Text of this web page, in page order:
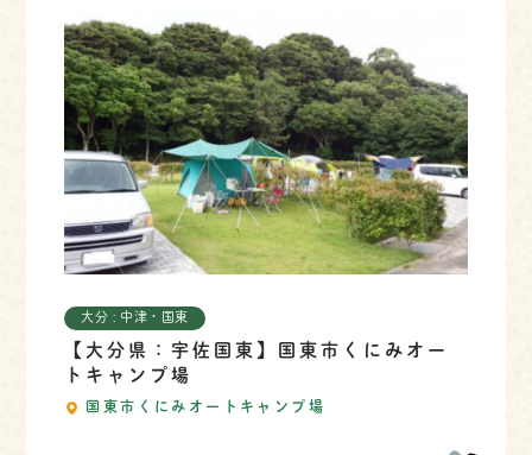
大分 : 中津・国東
【大分県：宇佐国東】国東市くにみオー
トキャンプ場
国東市くにみオートキャンプ場